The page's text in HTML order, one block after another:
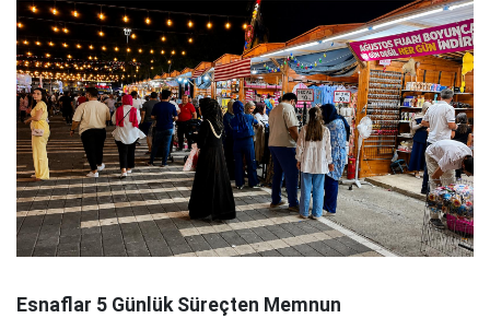
Esnaflar 5 Günlük Süreçten Memnun